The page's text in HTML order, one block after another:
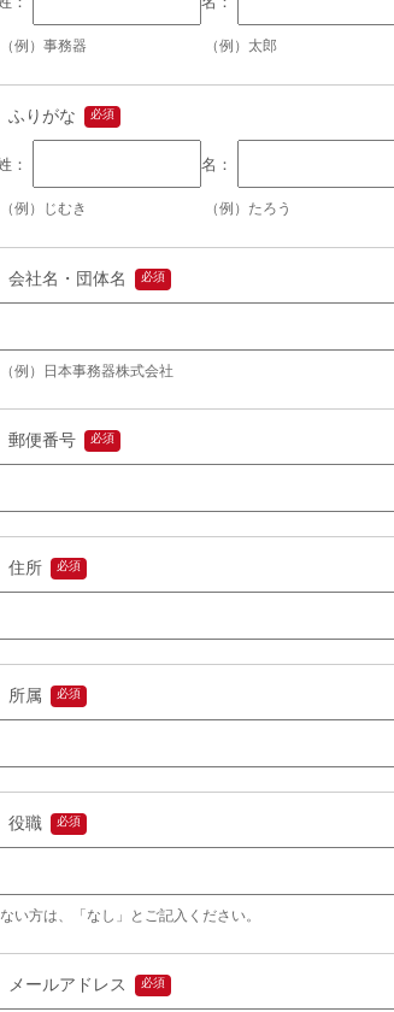
（例）事務器 （例）太郎
ふりがな
（例）じむき （例）たろう
会社名・団体名
（例）日本事務器株式会社
郵便番号
住所
所属
役職
ない方は、「なし」とご記入ください。
メールアドレス